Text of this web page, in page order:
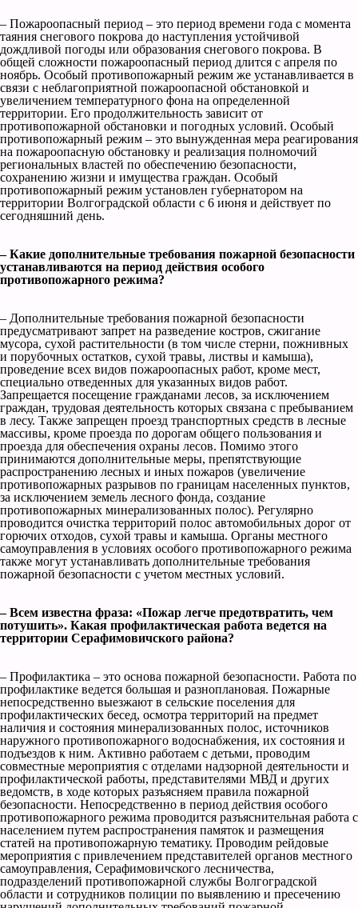
– Пожароопасный период – это период времени года с момента
таяния снегового покрова до наступления устойчивой
дождливой погоды или образования снегового покрова. В
общей сложности пожароопасный период длится с апреля по
ноябрь. Особый противопожарный режим же устанавливается в
связи с неблагоприятной пожароопасной обстановкой и
увеличением температурного фона на определенной
территории. Его продолжительность зависит от
противопожарной обстановки и погодных условий. Особый
противопожарный режим – это вынужденная мера реагирования
на пожароопасную обстановку и реализация полномочий
региональных властей по обеспечению безопасности,
сохранению жизни и имущества граждан. Особый
противопожарный режим установлен губернатором на
территории Волгоградской области с 6 июня и действует по
сегодняшний день.
– Какие дополнительные требования пожарной безопасности
устанавливаются на период действия особого
противопожарного режима?
– Дополнительные требования пожарной безопасности
предусматривают запрет на разведение костров, сжигание
мусора, сухой растительности (в том числе стерни, пожнивных
и порубочных остатков, сухой травы, листвы и камыша),
проведение всех видов пожароопасных работ, кроме мест,
специально отведенных для указанных видов работ.
Запрещается посещение гражданами лесов, за исключением
граждан, трудовая деятельность которых связана с пребыванием
в лесу. Также запрещен проезд транспортных средств в лесные
массивы, кроме проезда по дорогам общего пользования и
проезда для обеспечения охраны лесов. Помимо этого
принимаются дополнительные меры, препятствующие
распространению лесных и иных пожаров (увеличение
противопожарных разрывов по границам населенных пунктов,
за исключением земель лесного фонда, создание
противопожарных минерализованных полос). Регулярно
проводится очистка территорий полос автомобильных дорог от
горючих отходов, сухой травы и камыша. Органы местного
самоуправления в условиях особого противопожарного режима
также могут устанавливать дополнительные требования
пожарной безопасности с учетом местных условий.
– Всем известна фраза: «Пожар легче предотвратить, чем
потушить». Какая профилактическая работа ведется на
территории Серафимовичского района?
– Профилактика – это основа пожарной безопасности. Работа по
профилактике ведется большая и разноплановая. Пожарные
непосредственно выезжают в сельские поселения для
профилактических бесед, осмотра территорий на предмет
наличия и состояния минерализованных полос, источников
наружного противопожарного водоснабжения, их состояния и
подъездов к ним. Активно работаем с детьми, проводим
совместные мероприятия с отделами надзорной деятельности и
профилактической работы, представителями МВД и других
ведомств, в ходе которых разъясняем правила пожарной
безопасности. Непосредственно в период действия особого
противопожарного режима проводится разъяснительная работа с
населением путем распространения памяток и размещения
статей на противопожарную тематику. Проводим рейдовые
мероприятия с привлечением представителей органов местного
самоуправления, Серафимовичского лесничества,
подразделений противопожарной службы Волгоградской
области и сотрудников полиции по выявлению и пресечению